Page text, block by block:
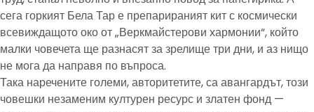
сега горкият Бела Тар е препарираният кит с космически
всевиждащото око от „Веркмайстерови хармонии“, който
малки човечета ще разнасят за зрелище три дни, и аз нищо
не мога да направя по въпроса.
Така наречените големи, авторитетите, са авангардът, този
човешки незаменим културен ресурс и златен фонд —